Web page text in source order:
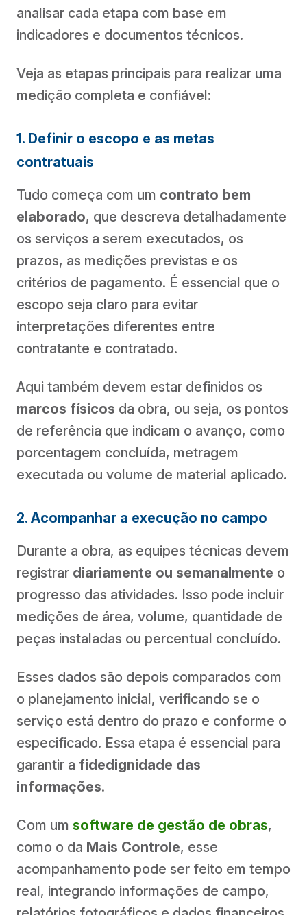
analisar cada etapa com base em
indicadores e documentos técnicos.
Veja as etapas principais para realizar uma
medição completa e confiável:
1. Definir o escopo e as metas
contratuais
Tudo começa com um contrato bem
elaborado, que descreva detalhadamente
os serviços a serem executados, os
prazos, as medições previstas e os
critérios de pagamento. É essencial que o
escopo seja claro para evitar
interpretações diferentes entre
contratante e contratado.
Aqui também devem estar definidos os
marcos físicos da obra, ou seja, os pontos
de referência que indicam o avanço, como
porcentagem concluída, metragem
executada ou volume de material aplicado.
2. Acompanhar a execução no campo
Durante a obra, as equipes técnicas devem
registrar diariamente ou semanalmente o
progresso das atividades. Isso pode incluir
medições de área, volume, quantidade de
peças instaladas ou percentual concluído.
Esses dados são depois comparados com
o planejamento inicial, verificando se o
serviço está dentro do prazo e conforme o
especificado. Essa etapa é essencial para
garantir a fidedignidade das
informações.
Com um software de gestão de obras,
como o da Mais Controle, esse
acompanhamento pode ser feito em tempo
real, integrando informações de campo,